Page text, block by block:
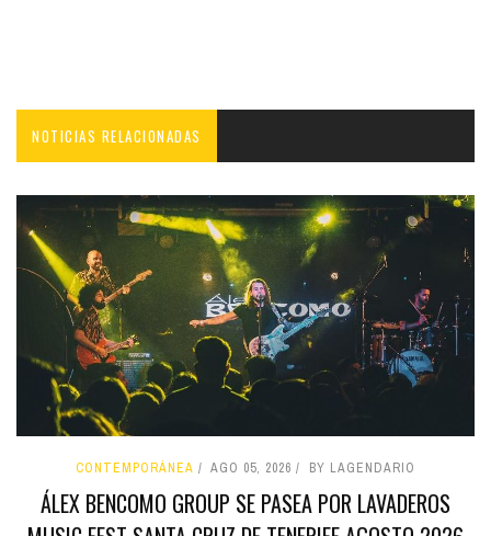
NOTICIAS RELACIONADAS
CONTEMPORÁNEA AGO 05, 2026 BY LAGENDARIO
ÁLEX BENCOMO GROUP SE PASEA POR LAVADEROS